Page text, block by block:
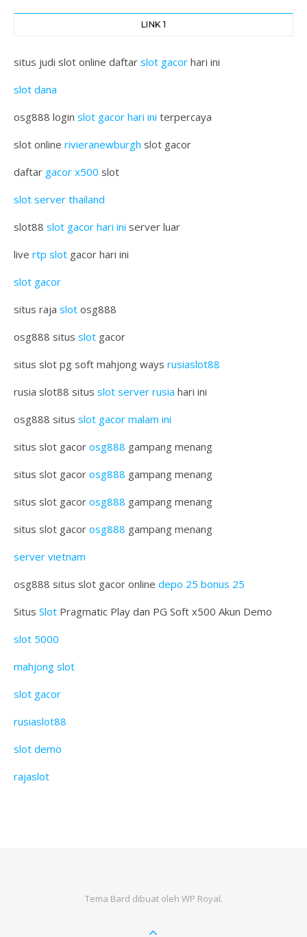
LINK 1
situs judi slot online daftar slot gacor hari ini
slot dana
osg888 login slot gacor hari ini terpercaya
slot online rivieranewburgh slot gacor
daftar gacor x500 slot
slot server thailand
slot88 slot gacor hari ini server luar
live rtp slot gacor hari ini
slot gacor
situs raja slot osg888
osg888 situs slot gacor
situs slot pg soft mahjong ways rusiaslot88
rusia slot88 situs slot server rusia hari ini
osg888 situs slot gacor malam ini
situs slot gacor osg888 gampang menang
situs slot gacor osg888 gampang menang
situs slot gacor osg888 gampang menang
situs slot gacor osg888 gampang menang
server vietnam
osg888 situs slot gacor online depo 25 bonus 25
Situs Slot Pragmatic Play dan PG Soft x500 Akun Demo
slot 5000
mahjong slot
slot gacor
rusiaslot88
slot demo
rajaslot
Tema Bard dibuat oleh WP Royal.